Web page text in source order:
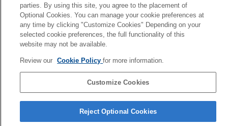
ノイズ低減設定
次へ
parties. By using this site, you agree to the placement of
Optional Cookies. You can manage your cookie preferences at
any time by clicking "Customize Cookies" Depending on your
selected cookie preferences, the full functionality of this
website may not be available.
Review our Cookie Policyfor more information.
Customize Cookies
Reject Optional Cookies